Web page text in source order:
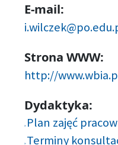
E-mail:
Strona WWW:
http://
Dydaktyka:
Plan zajęć
Terminy